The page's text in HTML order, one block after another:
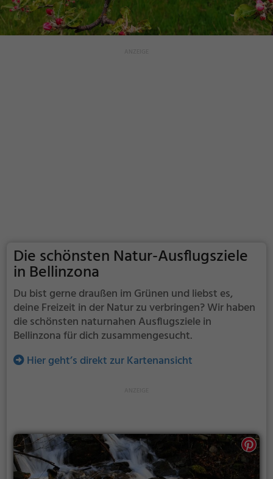
Die schönsten Natur-Ausflugsziele
in Bellinzona
Du bist gerne draußen im Grünen und liebst es,
deine Freizeit in der Natur zu verbringen? Wir haben
die schönsten naturnahen Ausflugsziele in
Bellinzona für dich zusammengesucht.
Hier geht’s direkt zur Kartenansicht